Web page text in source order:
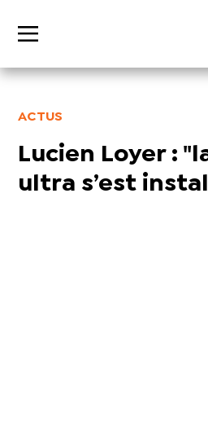
ACTUS
Lucien Loyer :
ultra s’est